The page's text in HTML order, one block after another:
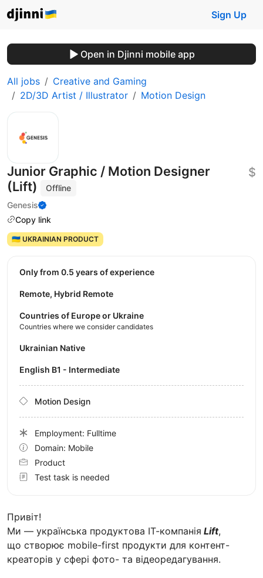
Sign Up
Open in Djinni mobile app
All jobs
Creative and Gaming
2D/3D Artist / Illustrator
Motion Design
Junior Graphic / Motion Designer
(Lift)
Offline
Genesis
Copy link
$
🇺🇦 UKRAINIAN PRODUCT
Привіт!
Ми — українська продуктова ІТ-компанія Lift,
що створює mobile-first продукти для контент-
креаторів у сфері фото- та відеоредагування.
Only from 0.5 years of experience
Remote, Hybrid Remote
Countries of Europe or Ukraine
Countries where we consider candidates
Ukrainian Native
English B1 - Intermediate
Motion Design
Employment: Fulltime
Domain: Mobile
Product
Test task is needed